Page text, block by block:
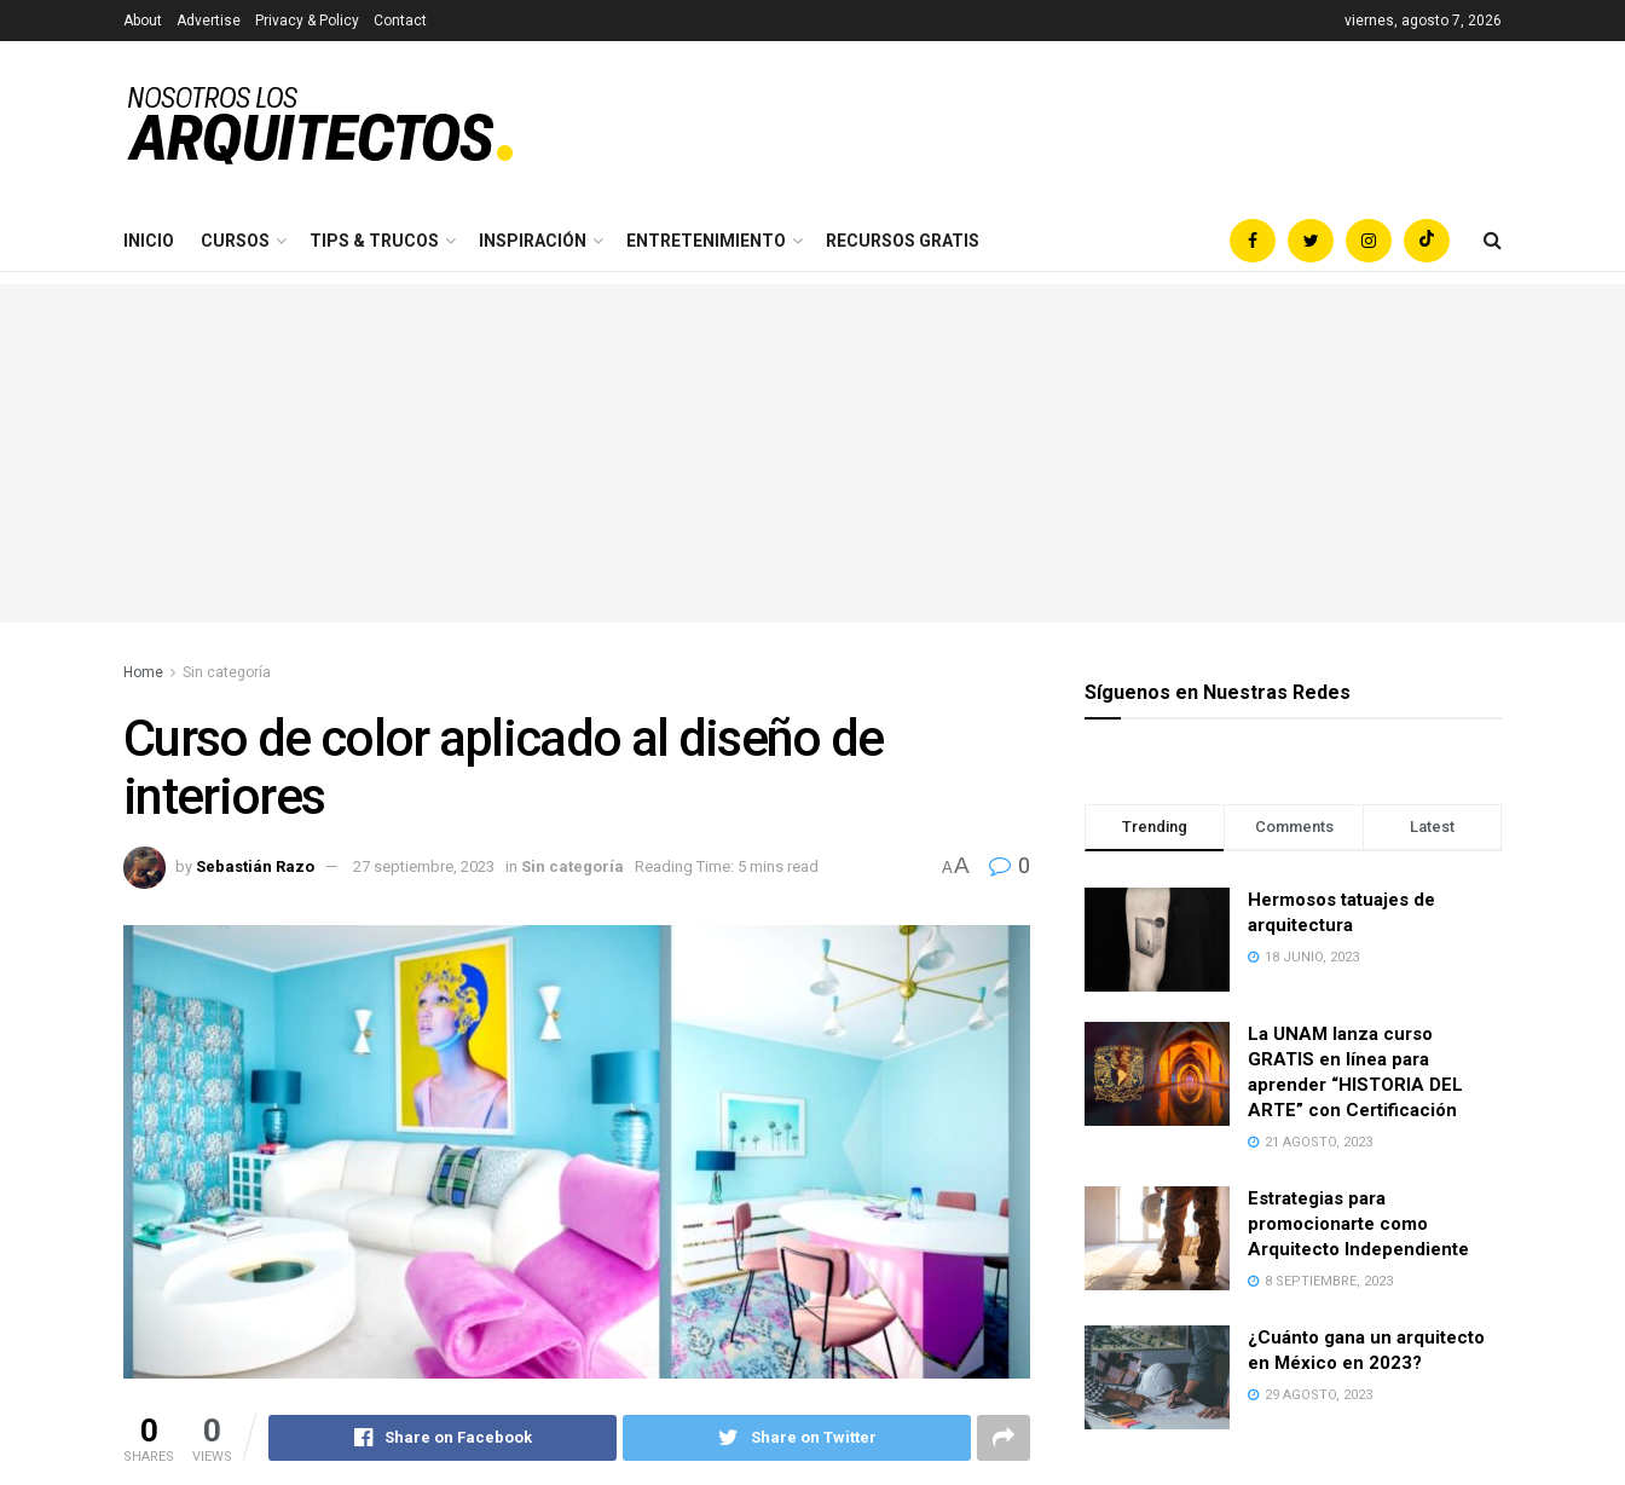
About Advertise Privacy & Policy Contact viernes, agosto 7, 2026
INICIO CURSOS TIPS & TRUCOS INSPIRACIÓN ENTRETENIMIENTO RECURSOS GRATIS
Home Sin categoría
Curso de color aplicado al diseño de
interiores
by Sebastián Razo 27 septiembre, 2023 in Sin categoría Reading Time: 5 mins read AA 0
0
SHARES
0
VIEWS
Share on Facebook Share on Twitter
Síguenos en Nuestras Redes
Trending Comments Latest
Hermosos tatuajes de
arquitectura
18 JUNIO, 2023
La UNAM lanza curso
GRATIS en línea para
aprender “HISTORIA DEL
ARTE” con Certificación
21 AGOSTO, 2023
Estrategias para
promocionarte como
Arquitecto Independiente
8 SEPTIEMBRE, 2023
¿Cuánto gana un arquitecto
en México en 2023?
29 AGOSTO, 2023